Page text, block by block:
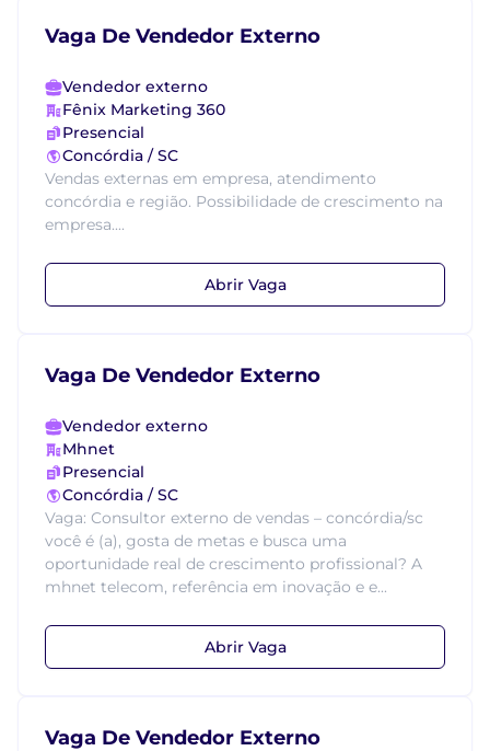
Vaga De Vendedor Externo
Vendedor externo
Fênix Marketing 360
Presencial
Concórdia / SC
Vendas externas em empresa, atendimento
concórdia e região. Possibilidade de crescimento na
empresa....
Abrir Vaga
Vaga De Vendedor Externo
Vendedor externo
Mhnet
Presencial
Concórdia / SC
Vaga: Consultor externo de vendas – concórdia/sc
você é (a), gosta de metas e busca uma
oportunidade real de crescimento profissional? A
mhnet telecom, referência em inovação e e...
Abrir Vaga
Vaga De Vendedor Externo